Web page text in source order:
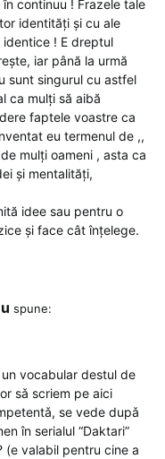
continuu ! Frazele tale
identități și cu ale
! E dreptul
iar până la urmă
sunt singurul cu astfel
ca mulți să aibă
faptele voastre ca
eu termenul de ,,
mulți oameni , asta ca
și mentalități,
idee sau pentru o
și face cât înțelege.
spune:
vocabular destul de
sǎ scriem pe aici
se vede dupǎ
în serialul “Daktari”
(e valabil pentru cine a